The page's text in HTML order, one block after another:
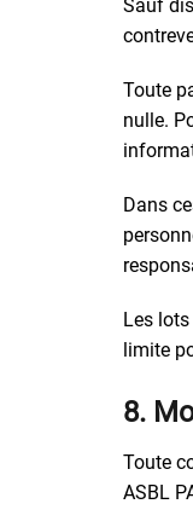
Sauf
Toute
nulle.
Dans
Les
limite
8.
Toute
ASBL